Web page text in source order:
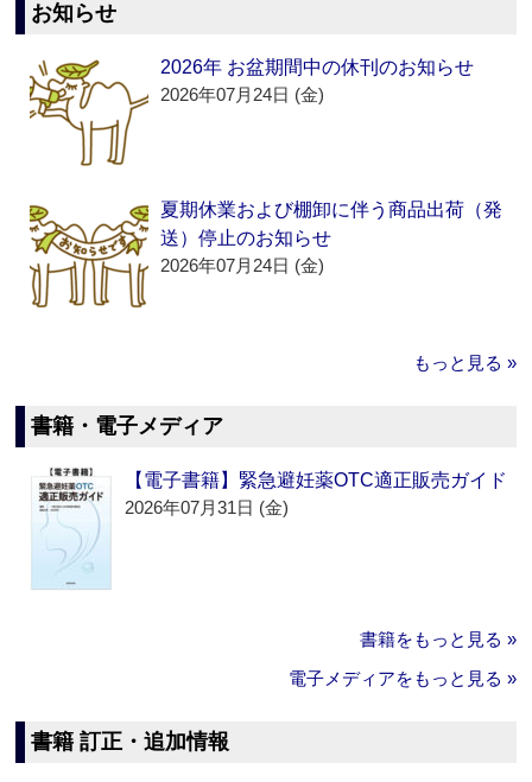
お知らせ
2026年 お盆期間中の休刊のお知らせ
2026年07月24日 (金)
夏期休業および棚卸に伴う商品出荷（発
送）停止のお知らせ
2026年07月24日 (金)
もっと見る »
書籍・電子メディア
【電子書籍】緊急避妊薬OTC適正販売ガイド
2026年07月31日 (金)
書籍をもっと見る »
電子メディアをもっと見る »
書籍 訂正・追加情報